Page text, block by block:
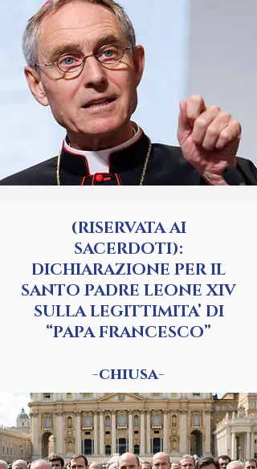
(RISERVATA AI
SACERDOTI):
DICHIARAZIONE PER IL
SANTO PADRE LEONE XIV
SULLA LEGITTIMITA’ DI
“PAPA FRANCESCO”
-chiusa-